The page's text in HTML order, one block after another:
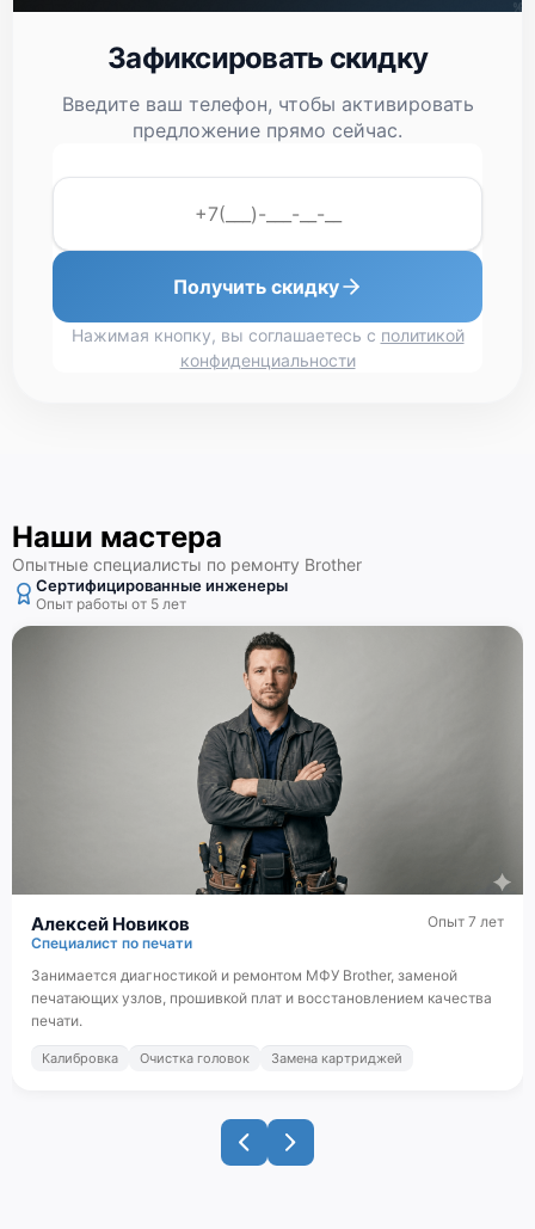
Зафиксировать скидку
Введите ваш телефон, чтобы активировать
предложение прямо сейчас.
Получить скидку
Нажимая кнопку, вы соглашаетесь с политикой
конфиденциальности
Наши мастера
Опытные специалисты по ремонту Brother
Сертифицированные инженеры
Опыт работы от 5 лет
Алексей Новиков
Специалист по печати
Опыт 7 лет
Занимается диагностикой и ремонтом МФУ Brother, заменой
печатающих узлов, прошивкой плат и восстановлением качества
печати.
Калибровка Очистка головок Замена картриджей